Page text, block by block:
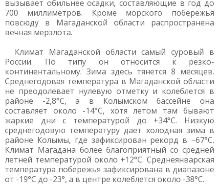
вызывает обильнее осадки, составляющие в год до
700 миллиметров. Кроме морского побережья
повсюду в Магаданской области распространена
вечная мерзлота.
Климат Магаданской области самый суровый в
России. По типу он относится к резко-
континентальному. Зима здесь тянется 8 месяцев.
Среднегодовая температура в Магаданской области
не преодолевает нулевую отметку и колеблется в
районе -2,8°С, а в Колымском бассейне она
составляет около -14°С, хотя летом там бывают
жаркие дни с температурой до +34°С. Низкую
среднегодовую температуру дает холодная зима в
районе Колымы, где зафиксирован рекорд в −67°С.
Климат Магадана более благоприятный со средней
летней температурой около +12°С. Среднеянварская
температура побережья зафиксирована в диапазоне
от -19°С до -23°, а в центре колеблется около -38°С.